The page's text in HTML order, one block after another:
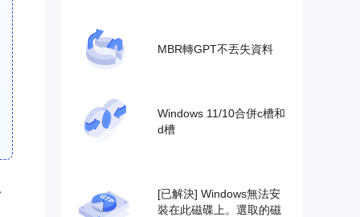
MBR轉GPT不丟失資料
Windows 11/10合併c槽和
d槽
[已解決] Windows無法安
裝在此磁碟上。選取的磁